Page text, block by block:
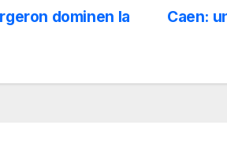
Caen:
dominen la